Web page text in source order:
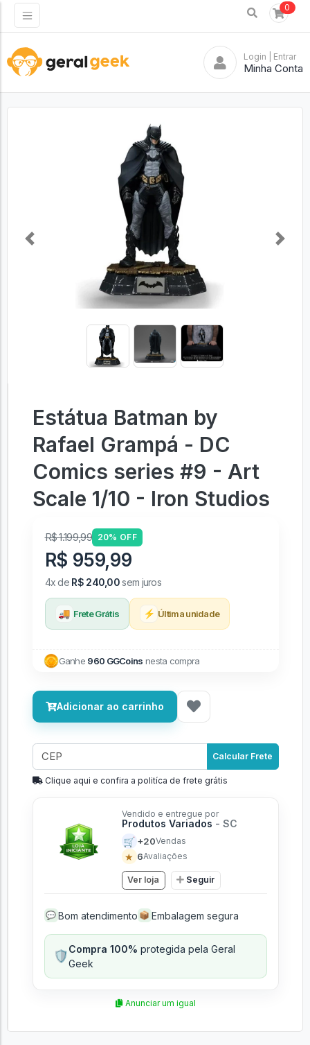
0
Login | Entrar
Minha Conta
Previous Next
Estátua Batman by
Rafael Grampá - DC
Comics series #9 - Art
Scale 1/10 - Iron Studios
R$ 1.199,99 20% OFF
R$ 959,99
4x de R$ 240,00sem juros
🚚 Frete Grátis ⚡ Última unidade
Ganhe 960 GGCoins nesta compra
Adicionar ao carrinho
Calcular Frete
Clique aqui e confira a politíca de frete grátis
Vendido e entregue por
Produtos Variados - SC
🛒 +20Vendas
★ 6Avaliações
Ver loja Seguir
💬 Bom atendimento 📦 Embalagem segura
🛡️Compra 100% protegida pela Geral
Geek
Anunciar um igual